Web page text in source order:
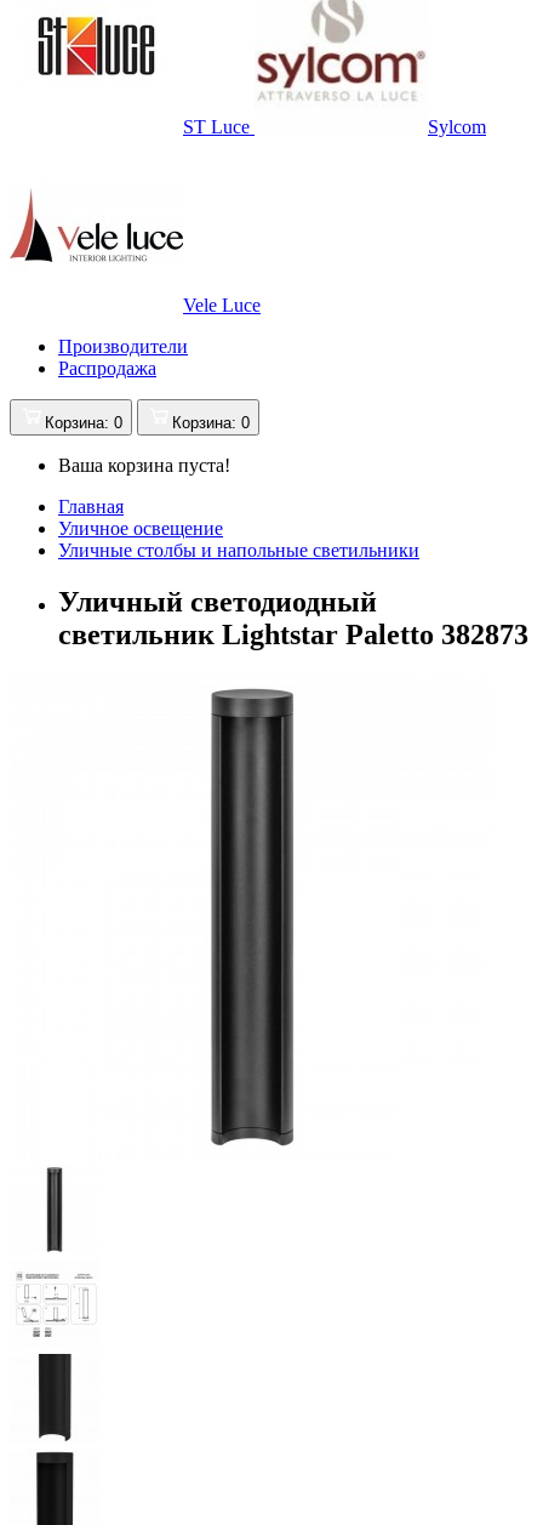
ST Luce Sylcom
Vele Luce
Производители
Распродажа
Корзина: 0 Корзина: 0
Ваша корзина пуста!
Главная
Уличное освещение
Уличные столбы и напольные светильники
Уличный светодиодный
светильник Lightstar Paletto 382873